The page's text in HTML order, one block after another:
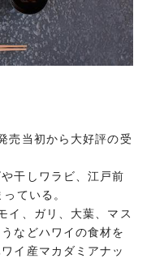
売当初から大好評の受
干しワラビ、江戸前
ている。
イ、ガリ、大葉、マス
などハワイの食材を
イ産マカダミアナッ